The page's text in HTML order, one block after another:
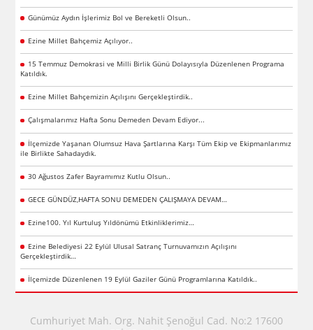
Günümüz Aydın İşlerimiz Bol ve Bereketli Olsun..
Ezine Millet Bahçemiz Açılıyor..
15 Temmuz Demokrasi ve Milli Birlik Günü Dolayısıyla Düzenlenen Programa
Katıldık.
Ezine Millet Bahçemizin Açılışını Gerçekleştirdik..
Çalışmalarımız Hafta Sonu Demeden Devam Ediyor...
İlçemizde Yaşanan Olumsuz Hava Şartlarına Karşı Tüm Ekip ve Ekipmanlarımız
ile Birlikte Sahadaydık.
30 Ağustos Zafer Bayramımız Kutlu Olsun..
GECE GÜNDÜZ,HAFTA SONU DEMEDEN ÇALIŞMAYA DEVAM…
Ezine100. Yıl Kurtuluş Yıldönümü Etkinliklerimiz…
Ezine Belediyesi 22 Eylül Ulusal Satranç Turnuvamızın Açılışını
Gerçekleştirdik…
İlçemizde Düzenlenen 19 Eylül Gaziler Günü Programlarına Katıldık..
Cumhuriyet Mah. Org. Nahit Şenoğul Cad. No:2 17600